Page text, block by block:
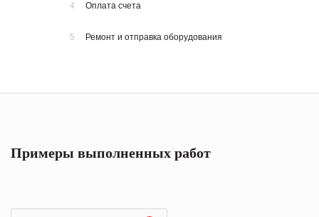
4 Оплата счета
5 Ремонт и отправка оборудования
Примеры выполненных работ